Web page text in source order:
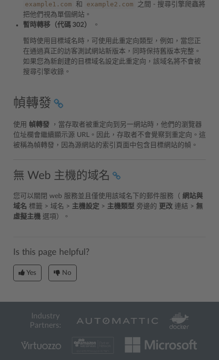
example1.com 和 example2.com
之間 - 搜尋引擎爬蟲將
把他們視為單個網站。
暫時轉移（代碼 302）
。
暫時使用目標域名時，可使用此重定向類型，例如，當您正
在通過真正的訪客測試網站新版本，同時保持舊版本完整。
如果您為新創建的目標域名設定此重定向，該域名將不會被
搜尋引擎收錄。
幀轉發
使用 幀轉發 ，當存取者被重定向到另一網站時，他們的瀏覽器
位址欄會繼續顯示源 URL。因此，存取者不會覺察到重定向。這
被稱為幀轉發，因為源網站的索引頁面中包含目標網站的幀。
無 Web 主機的域名
您可以關閉 web 服務並且僅使用該域名下的郵件服務（ 網站與
域名 標籤 > 域名 > 主機設定 > 主機類型 旁邊的 更改 連結 > 無
虛擬主機 選項）。
Is this page helpful?
Yes No
Industry
Partners: